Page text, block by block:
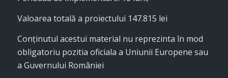
Valoarea totală a proiectului 147.815 lei
Conţinutul acestui material nu reprezinta în mod
obligatoriu pozitia oficiala a Uniunii Europene sau
a Guvernului României